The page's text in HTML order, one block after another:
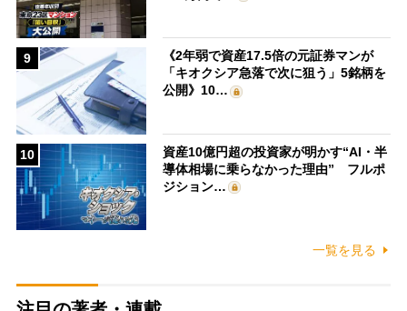
9
《2年弱で資産17.5倍の元証券マンが
「キオクシア急落で次に狙う」5銘柄を
公開》10…
10
資産10億円超の投資家が明かす“AI・半
導体相場に乗らなかった理由” フルポ
ジション…
一覧を見る